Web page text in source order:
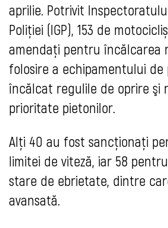
aprilie. Potrivit
Poliției (IGP), 153 de
amendați pentru încălcarea
folosire a echipamentului de
încălcat regulile de oprire şi
prioritate pietonilor.
Alți 40 au fost sancționați
limitei de viteză, iar 58
stare de ebrietate, dintre
avansată.